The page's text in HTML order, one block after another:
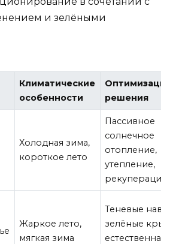
и зелёными
Климатические
особенности
решения
Холодная зима,
короткое лето
Пассивное
солнечное
отопление,
утепление,
рекуперация
Жаркое лето,
мягкая зима
Теневые
зелёные
естественная